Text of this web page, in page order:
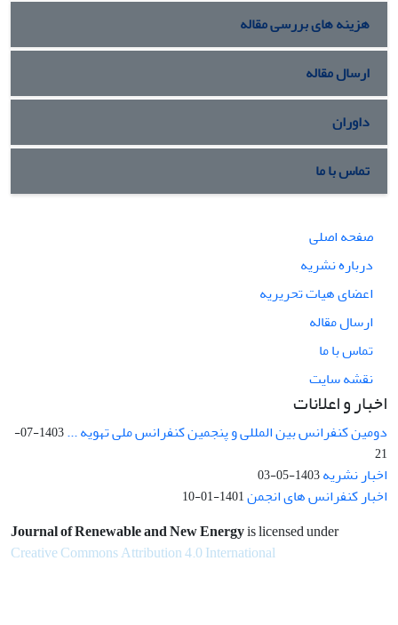
هزینه های بررسی مقاله
ارسال مقاله
داوران
تماس با ما
صفحه اصلی
درباره نشریه
اعضای هیات تحریریه
ارسال مقاله
تماس با ما
نقشه سایت
اخبار و اعلانات
دومین کنفرانس بین المللی و پنجمین کنفرانس ملی تهویه ...
1403-07-
21
اخبار نشریه1403-05-03
اخبار کنفرانس های انجمن1401-01-10
Journal of Renewable and New Energyis licensed under
Creative Commons Attribution 4.0 International